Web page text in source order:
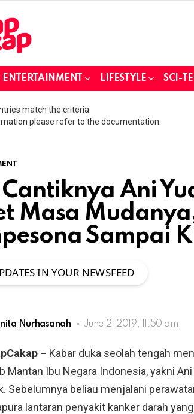
ENTERTAINMENT LIFESTYLE SCI-
match the criteria.
please refer to the documentation.
Cantiknya Ani
Masa
Sampai
IN YOUR NEWSFEED
Nurhasanah June 2, 2019, 11:50 am
– Kabar duka seolah tengah
Mantan Ibu Negara Indonesia, yakni
Sebelumnya beliau menjalani
lantaran penyakit kanker darah